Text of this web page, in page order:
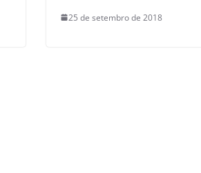
25 de setembro de 2018